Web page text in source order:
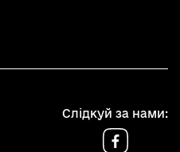
Слідкуй за нами: